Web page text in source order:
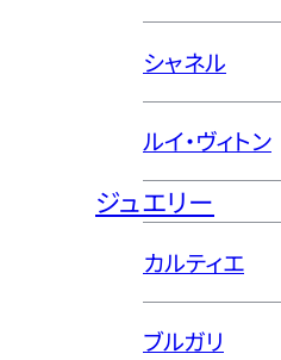
シャネル
ルイ・ヴィトン
ジュエリー
カルティエ
ブルガリ